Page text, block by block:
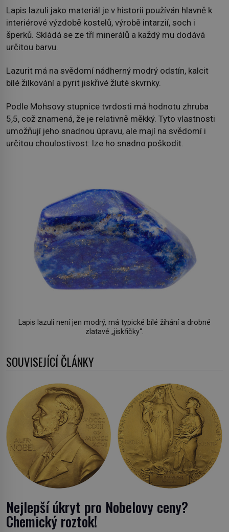
Lapis lazuli jako materiál je v historii používán hlavně k
interiérové výzdobě kostelů, výrobě intarzií, soch i
šperků. Skládá se ze tří minerálů a každý mu dodává
určitou barvu.
Lazurit má na svědomí nádherný modrý odstín, kalcit
bílé žilkování a pyrit jiskřivé žluté skvrnky.
Podle Mohsovy stupnice tvrdosti má hodnotu zhruba
5,5, což znamená, že je relativně měkký. Tyto vlastnosti
umožňují jeho snadnou úpravu, ale mají na svědomí i
určitou choulostivost: lze ho snadno poškodit.
Lapis lazuli není jen modrý, má typické bílé žíhání a drobné
zlatavé „jiskřičky“.
SOUVISEJÍCÍ ČLÁNKY
Nejlepší úkryt pro Nobelovy ceny?
Chemický roztok!